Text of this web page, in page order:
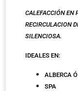
CALEFACCIÓN EN
RECIRCULACION
SILENCIOSA.
IDEALES EN:
ALBERCA
SPA